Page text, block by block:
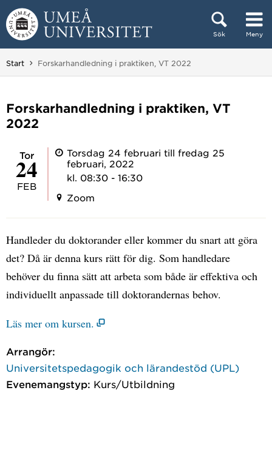
Hoppa direkt till innehållet
Sök Meny
Huvudmenyn dold.
Start Du är här:
Forskarhandledning i praktiken, VT 2022
Forskarhandledning i praktiken, VT
2022
tor
24
FEB
Torsdag 24 februari till fredag 25
februari, 2022
kl. 08:30 - 16:30
Zoom
Handleder du doktorander eller kommer du snart att göra
det? Då är denna kurs rätt för dig. Som handledare
behöver du finna sätt att arbeta som både är effektiva och
individuellt anpassade till doktorandernas behov.
Läs mer om kursen.
Arrangör:
Universitetspedagogik och lärandestöd (UPL)
Evenemangstyp: Kurs/Utbildning